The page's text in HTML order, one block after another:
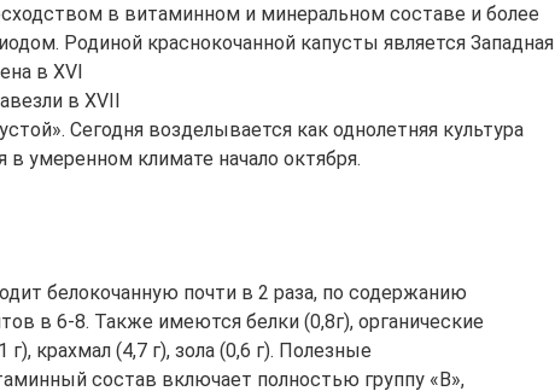
в витаминном и минеральном составе и более
Родиной краснокочанной капусты является Западная
в XVI
в XVII
Сегодня возделывается как однолетняя культура
в умеренном климате начало октября.
белокочанную почти в 2 раза, по содержанию
в 6-8. Также имеются белки (0,8г), органические
крахмал (4,7 г), зола (0,6 г). Полезные
состав включает полностью группу «В»,